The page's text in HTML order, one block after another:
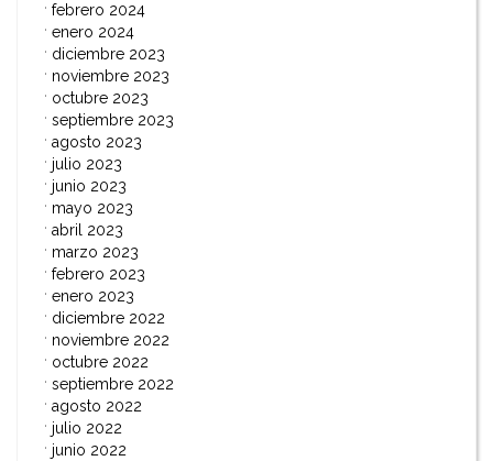
febrero 2024
enero 2024
diciembre 2023
noviembre 2023
octubre 2023
septiembre 2023
agosto 2023
julio 2023
junio 2023
mayo 2023
abril 2023
marzo 2023
febrero 2023
enero 2023
diciembre 2022
noviembre 2022
octubre 2022
septiembre 2022
agosto 2022
julio 2022
junio 2022